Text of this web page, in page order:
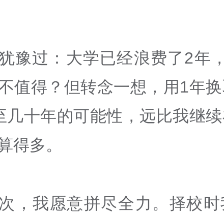
豫过：大学已经浪费了2年
值得？但转念一想，用1年
几十年的可能性，远比我继
得多。
，我愿意拼尽全力。择校